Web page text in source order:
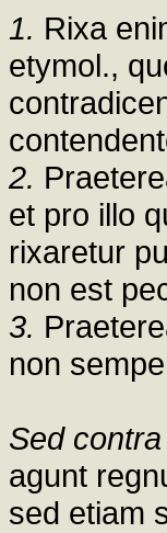
1. Rixa
etymol.,
2.
et pro illo
rixaretur
non est
3.
non
Sed contra
agunt
sed etiam